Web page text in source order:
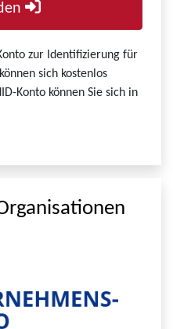
zur Identifizierung für
sich kostenlos
Konto können Sie sich in